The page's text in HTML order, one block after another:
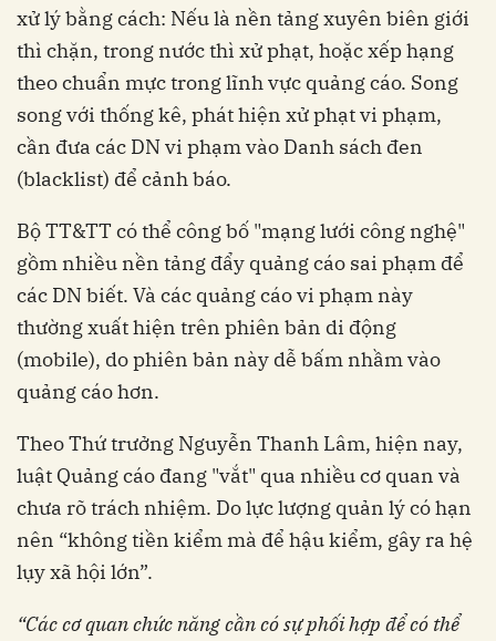
xử lý bằng cách: Nếu là nền tảng xuyên biên giới
thì chặn, trong nước thì xử phạt, hoặc xếp hạng
theo chuẩn mực trong lĩnh vực quảng cáo. Song
song với thống kê, phát hiện xử phạt vi phạm,
cần đưa các DN vi phạm vào Danh sách đen
(blacklist) để cảnh báo.
Bộ TT&TT có thể công bố "mạng lưới công nghệ"
gồm nhiều nền tảng đẩy quảng cáo sai phạm để
các DN biết. Và các quảng cáo vi phạm này
thường xuất hiện trên phiên bản di động
(mobile), do phiên bản này dễ bấm nhầm vào
quảng cáo hơn.
Theo Thứ trưởng Nguyễn Thanh Lâm, hiện nay,
luật Quảng cáo đang "vắt" qua nhiều cơ quan và
chưa rõ trách nhiệm. Do lực lượng quản lý có hạn
nên “không tiền kiểm mà để hậu kiểm, gây ra hệ
lụy xã hội lớn”.
“Các cơ quan chức năng cần có sự phối hợp để có thể